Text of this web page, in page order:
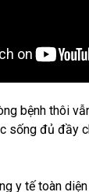
bệnh thôi
sống đủ đầy
y tế toàn